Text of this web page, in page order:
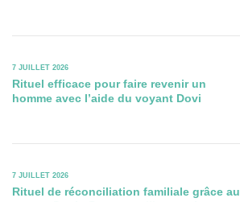
7 JUILLET 2026
Rituel efficace pour faire revenir un
homme avec l’aide du voyant Dovi
7 JUILLET 2026
Rituel de réconciliation familiale grâce au